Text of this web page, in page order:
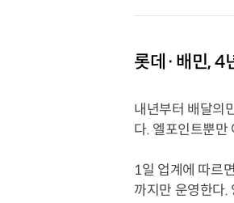
롯데·배민, 4
내년부터 배달의
다. 엘포인트뿐만
1일 업계에 따르
까지만 운영한다.